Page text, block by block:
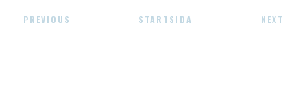
PREVIOUS STARTSIDA NEXT